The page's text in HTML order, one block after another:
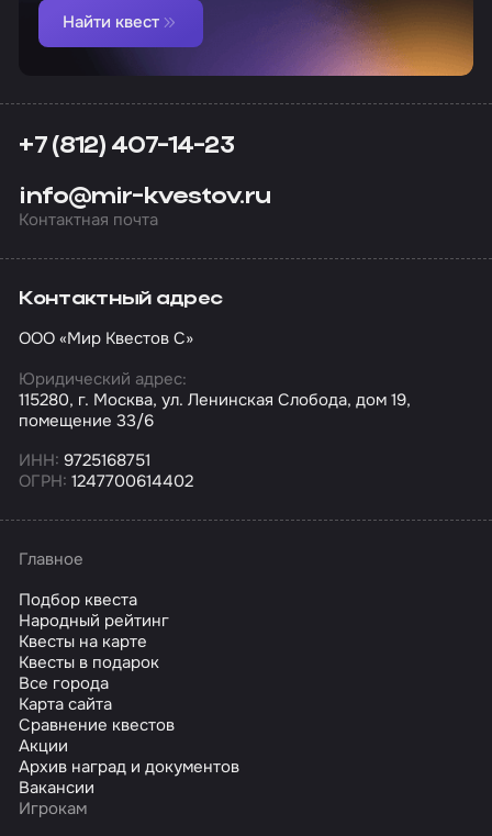
Найти квест
+7 (812) 407-14-23
info@mir-kvestov.ru
Контактная почта
Контактный адрес
ООО «Мир Квестов С»
Юридический адрес:
115280, г. Москва, ул. Ленинская Слобода, дом 19,
помещение 33/6
ИНН: 9725168751
ОГРН: 1247700614402
Главное
Подбор квеста
Народный рейтинг
Квесты на карте
Квесты в подарок
Все города
Карта сайта
Сравнение квестов
Акции
Архив наград и документов
Вакансии
Игрокам